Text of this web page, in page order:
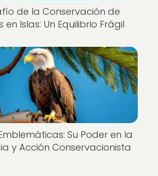
de la Conservación de
en Islas: Un Equilibrio Frágil
Su Poder en la
y Acción Conservacionista